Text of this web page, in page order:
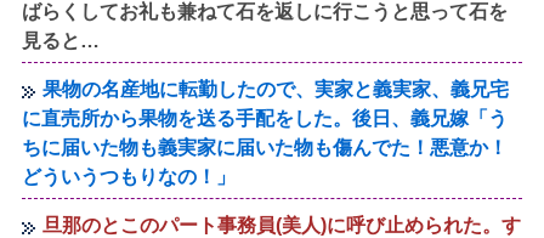
ばらくしてお礼も兼ねて石を返しに行こうと思って石を
見ると…
果物の名産地に転勤したので、実家と義実家、義兄宅
に直売所から果物を送る手配をした。後日、義兄嫁「う
ちに届いた物も義実家に届いた物も傷んでた！悪意か！
どういうつもりなの！」
旦那のとこのパート事務員(美人)に呼び止められた。す